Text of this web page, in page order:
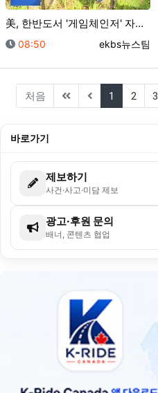
美, 한반도서 '게임체인저' 자폭드론 첫 실사격…한미훈…
등록일
08:50 등록자
ekbs뉴스팀
처음 1 (current)
2 3
바로가기
제보하기
사건·사고·미담 제보
광고·후원 문의
배너, 콘텐츠 협업